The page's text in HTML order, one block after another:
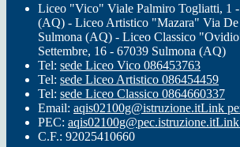
Liceo "Vico" Viale Palmiro Togliatti, 1 -
(AQ) - Liceo Artistico "Mazara" Via De
Sulmona (AQ) - Liceo Classico
Settembre, 16 - 67039 Sulmona (AQ)
Tel: sede Liceo Vico 086453763
Tel: sede Liceo Artistico 086454459
Tel: sede Liceo Classico 0864660337
Email: aqis02100g@istruzione.itLink
PEC: aqis02100g@pec.istruzione.itLink
C.F.: 92025410660